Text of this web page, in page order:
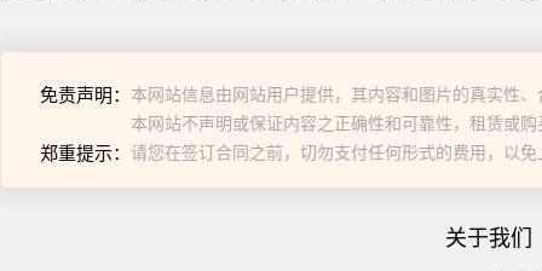
免责声明： 本网站信息由网站用户提供，其内容和图片的真实性
本网站不声明或保证内容之正确性和可靠性，租赁或
郑重提示： 请您在签订合同之前，切勿支付任何形式的费用，以免
关于我们